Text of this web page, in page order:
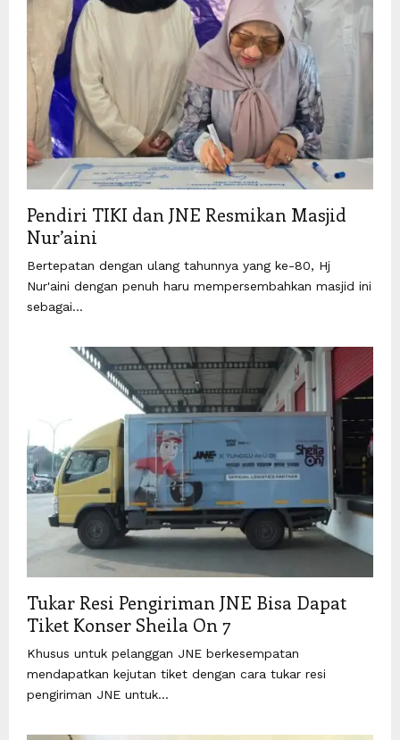
Pendiri TIKI dan JNE Resmikan Masjid
Nur’aini
Bertepatan dengan ulang tahunnya yang ke-80, Hj
Nur'aini dengan penuh haru mempersembahkan masjid ini
sebagai...
Tukar Resi Pengiriman JNE Bisa Dapat
Tiket Konser Sheila On 7
Khusus untuk pelanggan JNE berkesempatan
mendapatkan kejutan tiket dengan cara tukar resi
pengiriman JNE untuk...